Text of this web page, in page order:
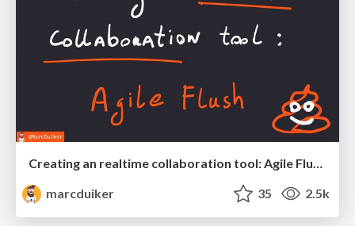
Creating an realtime collaboration tool: Agile Flush - .NET Oxford
marcduiker
35 2.5k